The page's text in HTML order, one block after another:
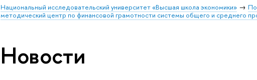
Национальный исследовательский университет «Высшая школа экономики»
методический центр по финансовой грамотности системы общего и среднего
Новости